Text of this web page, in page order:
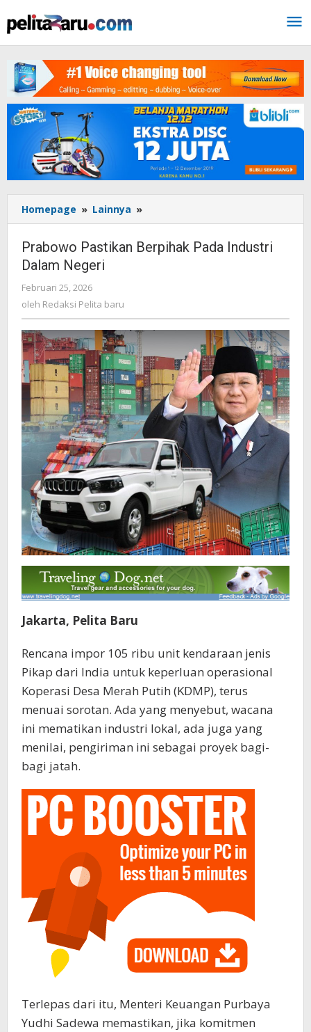
ke
konten
Homepage » Lainnya »
Pastikan
Berpihak
Pada
Prabowo Pastikan Berpihak Pada Industri
Dalam Negeri
Februari 25, 2026
Redaksi
baru
oleh Redaksi Pelita baru
Jakarta, Pelita Baru
Rencana impor 105 ribu unit kendaraan jenis
Pikap dari India untuk keperluan operasional
Koperasi Desa Merah Putih (KDMP), terus
menuai sorotan. Ada yang menyebut, wacana
ini mematikan industri lokal, ada juga yang
menilai, pengiriman ini sebagai proyek bagi-
bagi jatah.
Terlepas dari itu, Menteri Keuangan Purbaya
Yudhi Sadewa memastikan, jika komitmen